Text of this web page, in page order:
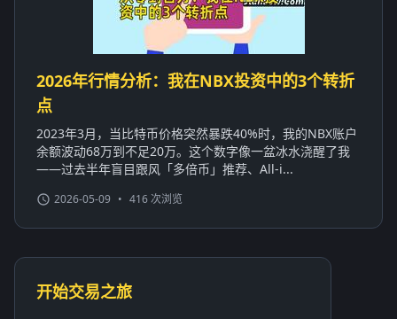
2026年行情分析：我在NBX投资中的3个转折
点
2023年3月，当比特币价格突然暴跌40%时，我的NBX账户
余额波动68万到不足20万。这个数字像一盆冰水浇醒了我
——过去半年盲目跟风「多倍币」推荐、All-i...
2026-05-09 • 416 次浏览
开始交易之旅